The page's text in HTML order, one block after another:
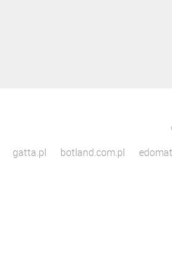
gatta.pl botland.com.pl